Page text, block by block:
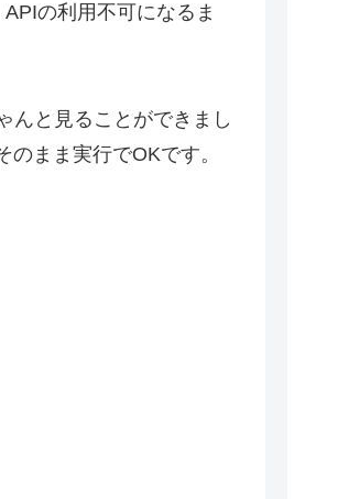
の利用不可になるま
んと見ることができまし
まま実行でOKです。